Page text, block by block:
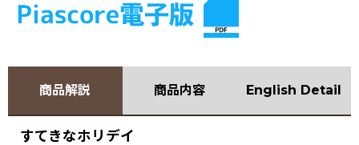
商品解説 商品内容 English Detail
すてきなホリデイ